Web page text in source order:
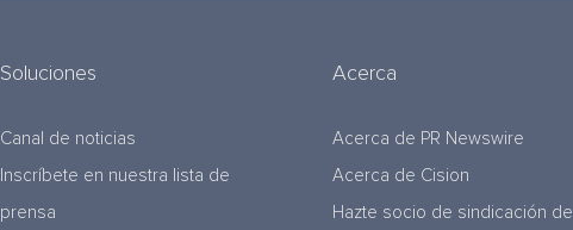
Soluciones
Canal de noticias
Inscríbete en nuestra lista de
prensa
Acerca
Acerca de PR Newswire
Acerca de Cision
Hazte socio de sindicación de